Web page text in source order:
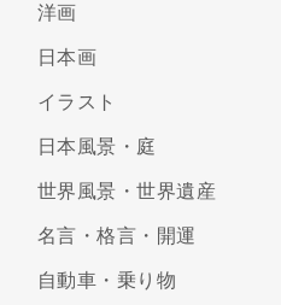
洋画
日本画
イラスト
日本風景・庭
世界風景・世界遺産
名言・格言・開運
自動車・乗り物